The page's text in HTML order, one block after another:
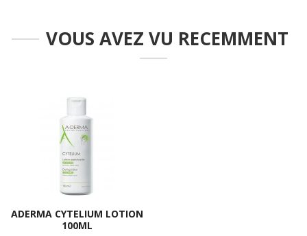
VOUS AVEZ VU RECEMMENT
ADERMA CYTELIUM LOTION
100ML